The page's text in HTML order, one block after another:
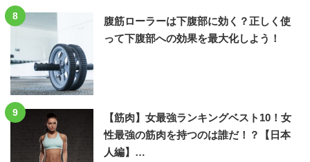
8
腹筋ローラーは下腹部に効く？正しく使
って下腹部への効果を最大化しよう！
9
【筋肉】女最強ランキングベスト10！女
性最強の筋肉を持つのは誰だ！？【日本
人編】…